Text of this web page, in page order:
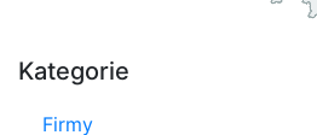
Kategorie
Firmy